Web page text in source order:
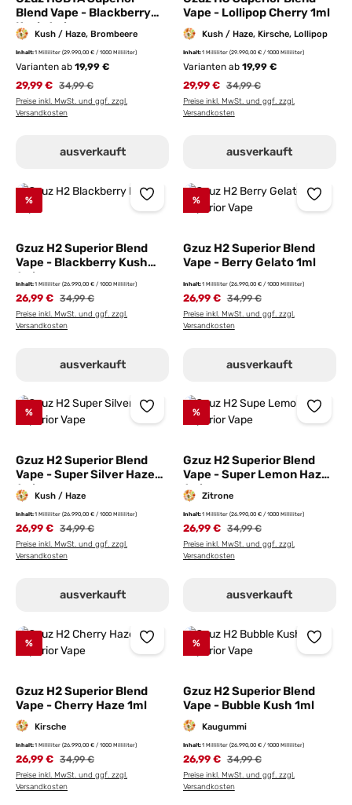
Blend Vape - Blackberry
Kush 1ml
Kush / Haze, Brombeere
Inhalt:1 Milliliter (29.990,00 € / 1000 Milliliter)
Varianten ab 19,99 €
29,99 € Regulärer Preis:
34,99 €
Preise inkl. MwSt. und ggf. zzgl.
Versandkosten
ausverkauft
Vape - Lollipop Cherry 1ml
Kush / Haze, Kirsche, Lollipop
Inhalt:1 Milliliter (29.990,00 € / 1000 Milliliter)
Varianten ab19,99 €
29,99 € Regulärer Preis:
34,99 €
Preise inkl. MwSt. und ggf. zzgl.
Versandkosten
ausverkauft
%
Gzuz H2 Superior Blend
Vape - Blackberry Kush
1ml
Inhalt:1 Milliliter (26.990,00 € / 1000 Milliliter)
26,99 € Regulärer Preis:
34,99 €
Preise inkl. MwSt. und ggf. zzgl.
Versandkosten
ausverkauft
%
Gzuz H2 Superior Blend
Vape - Berry Gelato 1ml
Inhalt:1 Milliliter (26.990,00 € / 1000 Milliliter)
26,99 € Regulärer Preis:
34,99 €
Preise inkl. MwSt. und ggf. zzgl.
Versandkosten
ausverkauft
%
Gzuz H2 Superior Blend
Vape - Super Silver Haze
1ml
Kush / Haze
Inhalt:1 Milliliter (26.990,00 € / 1000 Milliliter)
26,99 € Regulärer Preis:
34,99 €
Preise inkl. MwSt. und ggf. zzgl.
Versandkosten
ausverkauft
%
Gzuz H2 Superior Blend
Vape - Super Lemon Haze
1ml
Zitrone
Inhalt:1 Milliliter (26.990,00 € / 1000 Milliliter)
26,99 € Regulärer Preis:
34,99 €
Preise inkl. MwSt. und ggf. zzgl.
Versandkosten
ausverkauft
%
Gzuz H2 Superior Blend
Vape - Cherry Haze 1ml
Kirsche
Inhalt:1 Milliliter (26.990,00 € / 1000 Milliliter)
26,99 € Regulärer Preis:
34,99 €
Preise inkl. MwSt. und ggf. zzgl.
Versandkosten
%
Gzuz H2 Superior Blend
Vape - Bubble Kush 1ml
Kaugummi
Inhalt:1 Milliliter (26.990,00 € / 1000 Milliliter)
26,99 € Regulärer Preis:
34,99 €
Preise inkl. MwSt. und ggf. zzgl.
Versandkosten